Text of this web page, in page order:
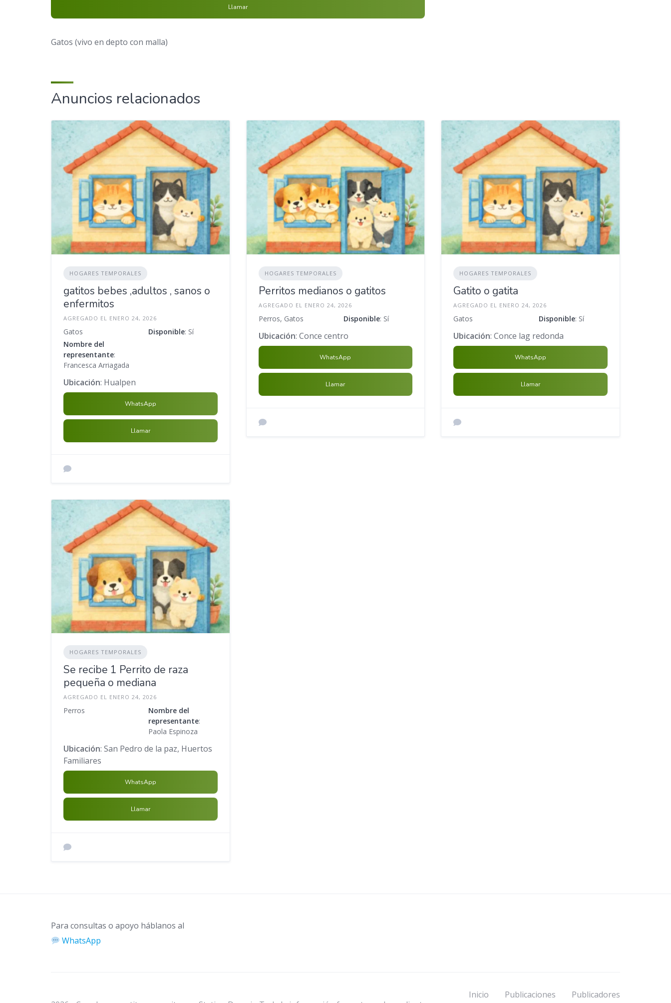
Llamar
Gatos (vivo en depto con malla)
Anuncios relacionados
HOGARES TEMPORALES
gatitos bebes ,adultos , sanos o
enfermitos
AGREGADO EL ENERO 24, 2026
Gatos Disponible: Sí
Nombre del
representante:
Francesca Arriagada
Ubicación: Hualpen
WhatsApp
Llamar
HOGARES TEMPORALES
Perritos medianos o gatitos
AGREGADO EL ENERO 24, 2026
Perros, Gatos Disponible: Sí
Ubicación: Conce centro
WhatsApp
Llamar
HOGARES TEMPORALES
Gatito o gatita
AGREGADO EL ENERO 24, 2026
Gatos Disponible: Sí
Ubicación: Conce lag redonda
WhatsApp
Llamar
HOGARES TEMPORALES
Se recibe 1 Perrito de raza
pequeña o mediana
AGREGADO EL ENERO 24, 2026
Perros
Nombre del
representante:
Paola Espinoza
Ubicación: San Pedro de la paz, Huertos
Familiares
WhatsApp
Llamar
Para consultas o apoyo háblanos al
WhatsApp
Inicio Publicaciones Publicadores